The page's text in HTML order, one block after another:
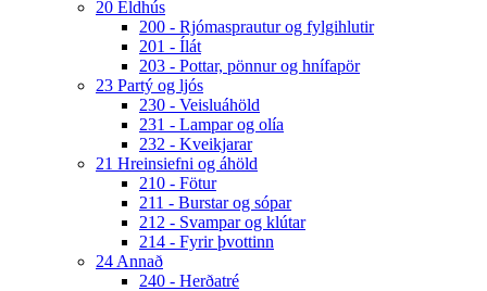
20 Eldhús
200 - Rjómasprautur og fylgihlutir
201 - Ílát
203 - Pottar, pönnur og hnífapör
23 Partý og ljós
230 - Veisluáhöld
231 - Lampar og olía
232 - Kveikjarar
21 Hreinsiefni og áhöld
210 - Fötur
211 - Burstar og sópar
212 - Svampar og klútar
214 - Fyrir þvottinn
24 Annað
240 - Herðatré